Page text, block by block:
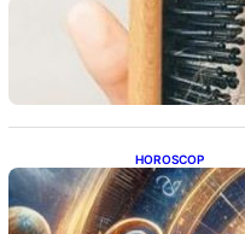
Semnele
Impactul
HOROSCOP
Portalul
Abundență